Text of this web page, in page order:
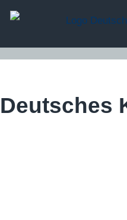
Deutsches